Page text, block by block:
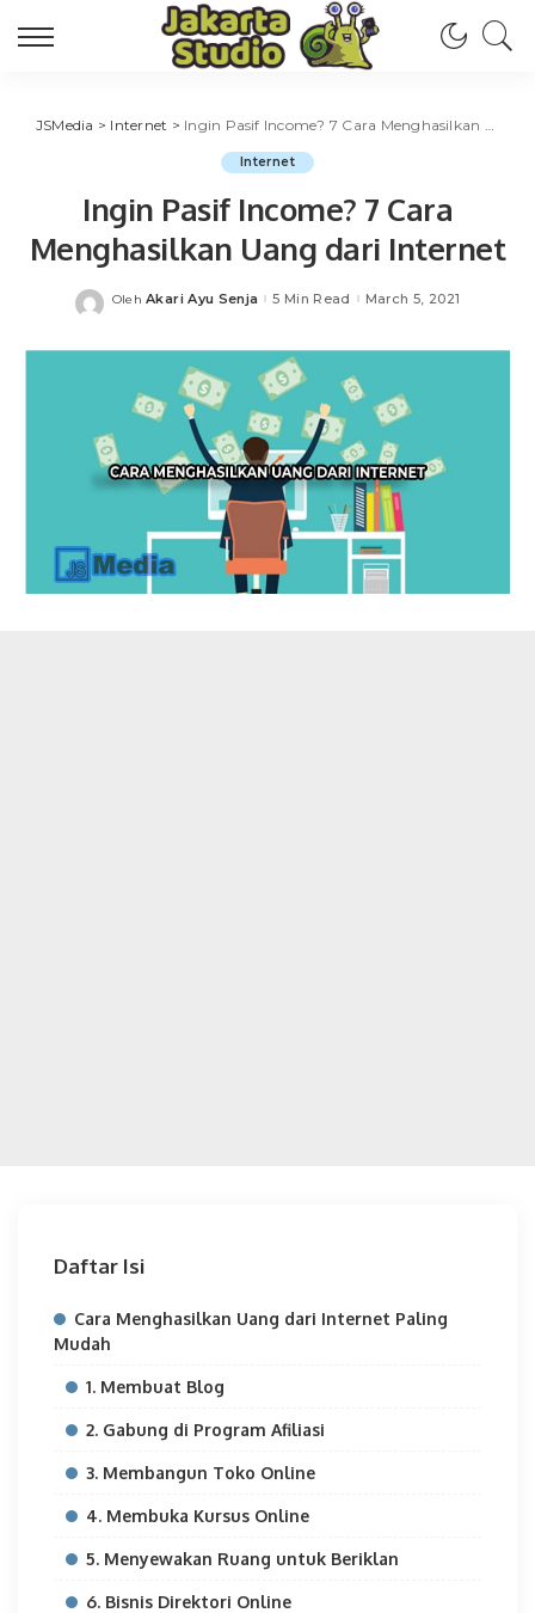
JSMedia > Internet > Ingin Pasif Income? 7 Cara Menghasilkan Uang dari Internet
Internet
Ingin Pasif Income? 7 Cara
Menghasilkan Uang dari Internet
Posted
Oleh Akari Ayu Senja 5 Min Read March 5, 2021
Daftar Isi
Cara Menghasilkan Uang dari Internet Paling
Mudah
1. Membuat Blog
2. Gabung di Program Afiliasi
3. Membangun Toko Online
4. Membuka Kursus Online
5. Menyewakan Ruang untuk Beriklan
6. Bisnis Direktori Online